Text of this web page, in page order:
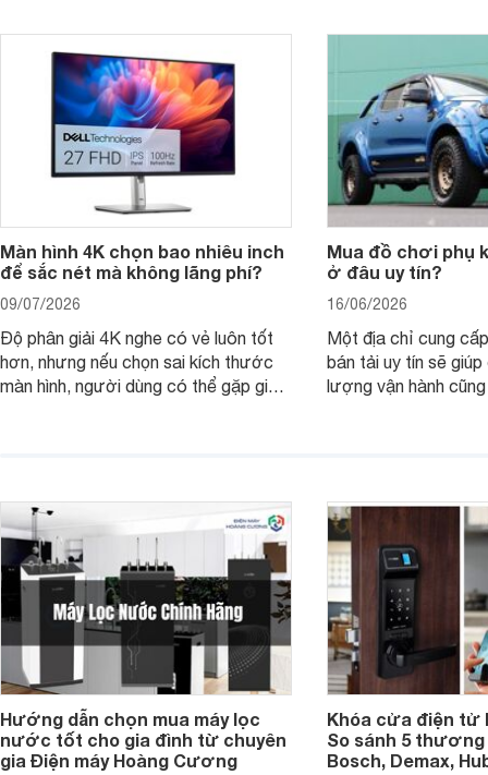
thay vì chỉ so sánh cấu hình trên giấy.
không, dùng được
Màn hình 4K chọn bao nhiêu inch
để sắc nét mà không lãng phí?
09/07/2026
Độ phân giải 4K nghe có vẻ luôn tốt
hơn, nhưng nếu chọn sai kích thước
màn hình, người dùng có thể gặp giao
Mua đồ chơi phụ
ở đâu uy tín?
16/06/2026
Một địa chỉ cung
bán tải uy tín sẽ
lượng vận hành
Hướng dẫn chọn mua máy lọc
nước tốt cho gia đình từ chuyên
gia Điện máy Hoàng Cương
Khóa cửa điện tử
So sánh 5 thương
Bosch, Demax,